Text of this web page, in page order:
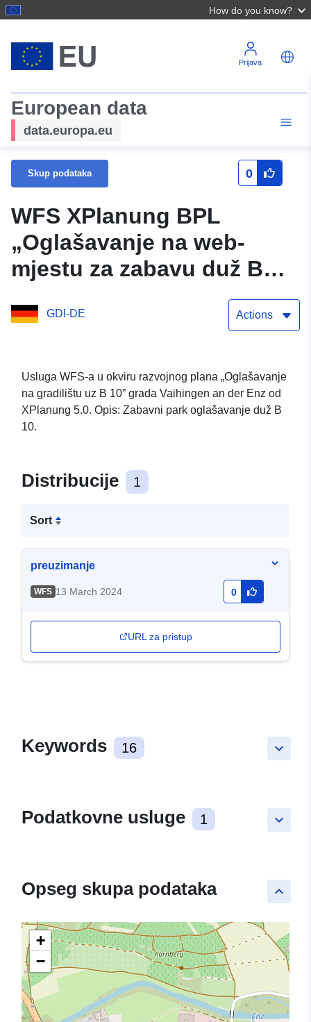
How do you know?
Prijava
European data
data.europa.eu
Skup podataka 0
WFS XPlanung BPL
„Oglašavanje na web-
mjestu za zabavu duž B
GDI-DE Actions
Usluga WFS-a u okviru razvojnog plana „Oglašavanje
na gradilištu uz B 10” grada Vaihingen an der Enz od
XPlanung 5.0. Opis: Zabavni park oglašavanje duž B
10.
Distribucije 1
Sort
preuzimanje
WFS 13 March 2024 0
URL za pristup
keyboard_arrow_down
Keywords 16
keyboard_arrow_down
Podatkovne usluge 1
keyboard_arrow_up
Opseg skupa podataka
+
−